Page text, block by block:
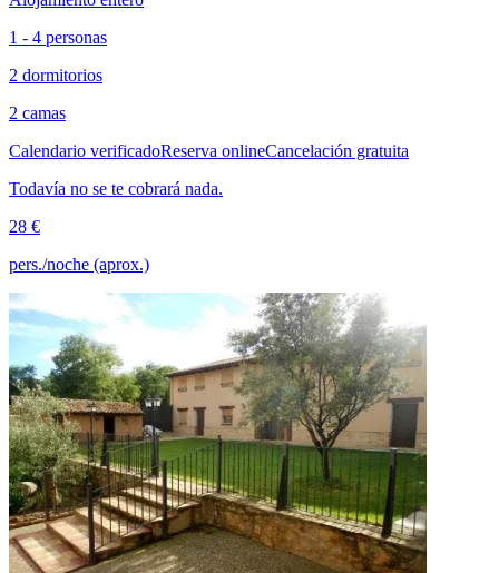
1 - 4 personas
2 dormitorios
2 camas
Calendario verificadoReserva onlineCancelación gratuita
Todavía no se te cobrará nada.
28 €
pers./noche (aprox.)